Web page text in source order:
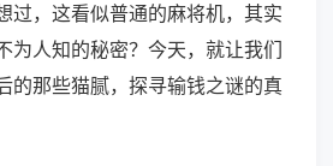
过，这看似普通的麻将机，其实
为人知的秘密？今天，就让我们
的那些猫腻，探寻输钱之谜的真